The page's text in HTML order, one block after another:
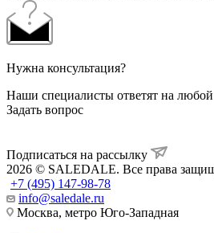
Нужна консультация?
Наши специалисты ответят на
Задать вопрос
Подписаться на рассылку
2026 © SALEDALE. Все права
+7 (495) 147-98-78
info@saledale.ru
Москва, метро Юго-Западная